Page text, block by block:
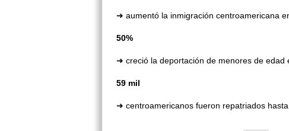
➜ aumentó la inmigración cen­troamericana
50%
➜ creció la deportación de menores de edad
59 mil
➜ centroamericanos fueron repatria­dos